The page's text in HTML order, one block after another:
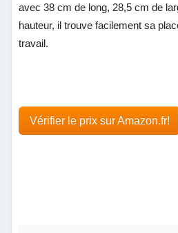
avec 38 cm de long, 28,5 cm de
hauteur, il trouve facilement sa
travail.
Vérifier le prix sur Amazon.fr!